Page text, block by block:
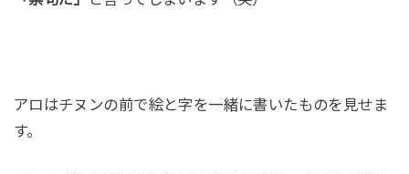
アロはチヌンの前で絵と字を一緒に書いたものを見せま
す。